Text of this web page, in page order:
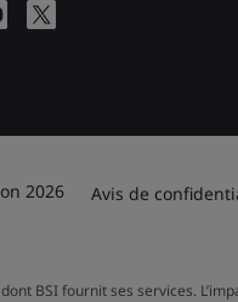
2026 Avis de
BSI fournit ses services.